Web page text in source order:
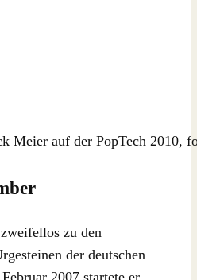
Meier auf der PopTech
zu den
der deutschen